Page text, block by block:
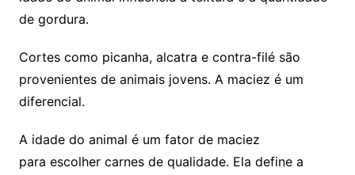
de gordura.
Cortes como picanha, alcatra e contra-filé são
provenientes de animais jovens. A maciez é um
diferencial.
A idade do animal é um fator de maciez
para escolher carnes de qualidade. Ela define a